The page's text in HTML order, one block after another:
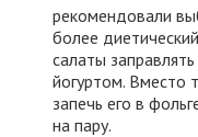
рекомендовали
более
салаты
йогуртом. Вместо
запечь его в
на пару.